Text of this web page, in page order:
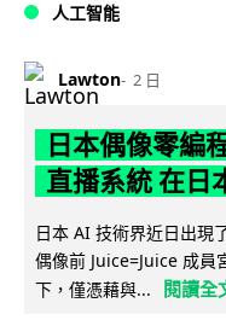
人工智能
Lawton 2 日
日本偶像零編
直播系統 在日
日本 AI 技術界近日出現
偶像前 Juice=Juice 成員
下，僅憑藉與...
閱讀全